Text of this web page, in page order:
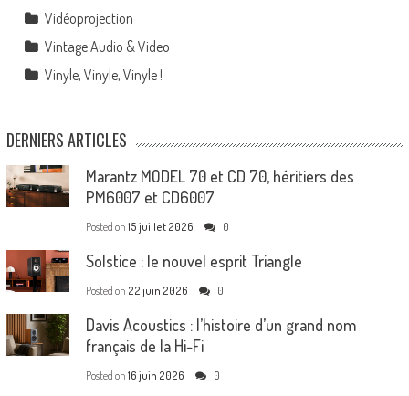
Vidéoprojection
Vintage Audio & Video
Vinyle, Vinyle, Vinyle !
DERNIERS ARTICLES
Marantz MODEL 70 et CD 70, héritiers des
PM6007 et CD6007
Posted on 15 juillet 2026 0
Solstice : le nouvel esprit Triangle
Posted on 22 juin 2026 0
Davis Acoustics : l’histoire d’un grand nom
français de la Hi-Fi
Posted on 16 juin 2026 0